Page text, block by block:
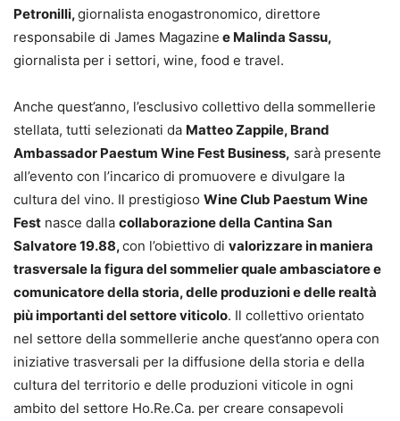
Petronilli,giornalista enogastronomico, direttore
responsabile di James Magazine e Malinda Sassu,
giornalista per i settori, wine, food e travel.
Anche quest’anno, l’esclusivo collettivo della sommellerie
stellata, tutti selezionati da Matteo Zappile, Brand
Ambassador Paestum Wine Fest Business, sarà presente
all’evento con l’incarico di promuovere e divulgare la
cultura del vino. Il prestigioso Wine Club Paestum Wine
Fest nasce dalla collaborazione della Cantina San
Salvatore 19.88,con l’obiettivo di valorizzare in maniera
trasversale la figura del sommelier quale ambasciatore e
comunicatore della storia, delle produzioni e delle realtà
più importanti del settore viticolo. Il collettivo orientato
nel settore della sommellerie anche quest’anno opera con
iniziative trasversali per la diffusione della storia e della
cultura del territorio e delle produzioni viticole in ogni
ambito del settore Ho.Re.Ca. per creare consapevoli